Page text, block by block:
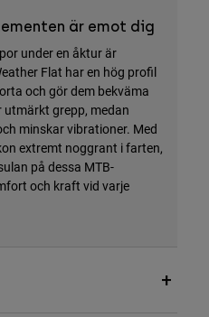
är emot dig
under en åktur är
Flat har en hög profil
och gör dem bekväma
grepp, medan
minskar vibrationer. Med
extremt noggrant i farten,
på dessa MTB-
och kraft vid varje